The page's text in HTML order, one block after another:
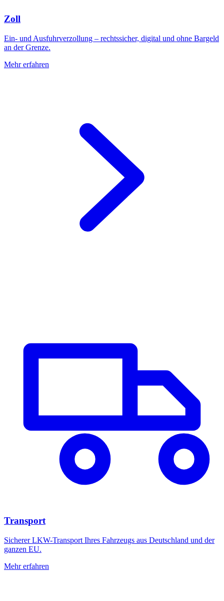
Zoll
Ein- und Ausfuhrverzollung – rechtssicher, digital und ohne Bargeld
an der Grenze.
Mehr erfahren
Transport
Sicherer LKW-Transport Ihres Fahrzeugs aus Deutschland und der
ganzen EU.
Mehr erfahren